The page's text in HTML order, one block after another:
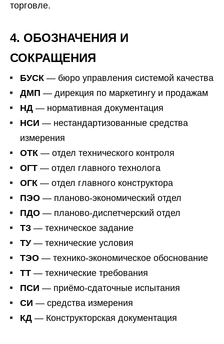
торговле.
4. ОБОЗНАЧЕНИЯ И
СОКРАЩЕНИЯ
БУСК — бюро управления системой качества
ДМП — дирекция по маркетингу и продажам
НД — нормативная документация
НСИ — нестандартизованные средства
измерения
ОТК — отдел технического контроля
ОГТ — отдел главного технолога
ОГК — отдел главного конструктора
ПЭО — планово-экономический отдел
ПДО — планово-диспетчерский отдел
ТЗ — техническое задание
ТУ— технические условия
ТЭО — технико-экономическое обоснование
ТТ — технические требования
ПСИ — приёмо-сдаточные испытания
СИ — средства измерения
КД — Конструкторская документация